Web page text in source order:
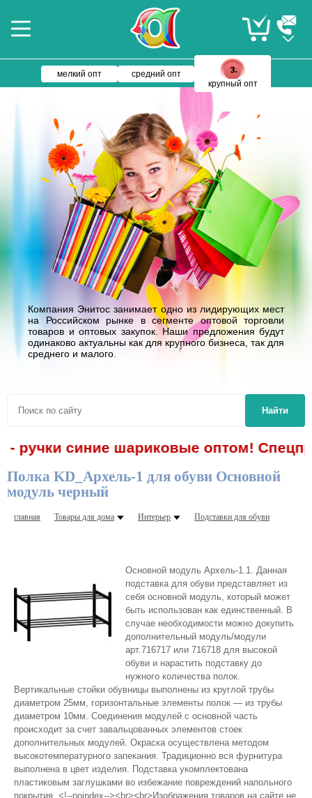
мелкий опт
средний опт
крупный опт
Компания Энитос занимает одно из лидирующих мест
на Российском рынке в сегменте оптовой торговли
товаров и оптовых закупок. Наши предложения будут
одинаково актуальны как для крупного бизнеса, так для
среднего и малого.
Найти
ручки синие шариковые оптом!
Полка KD_Архель-1 для обуви Основной
модуль черный
главная Товары для дома Интерьер Подставки для обуви
Основной модуль Архель-1.1. Данная
подставка для обуви представляет из
себя основной модуль, который может
быть использован как единственный. В
случае необходимости можно докупить
дополнительный модуль/модули
арт.716717 или 716718 для высокой
обуви и нарастить подставку до
нужного количества полок.
Вертикальные стойки обувницы выполнены из круглой трубы
диаметром 25мм, горизонтальные элементы полок — из трубы
диаметром 10мм. Соединения модулей с основной часть
происходит за счет завальцованных элементов стоек
дополнительных модулей. Окраска осуществлена методом
высокотемпературного запекания. Традиционно вся фурнитура
выполнена в цвет изделия. Подставка укомплектована
пластиковым заглушками во избежание повреждений напольного
покрытия. <!--noindex--><br><br>Изображения товаров на сайте не